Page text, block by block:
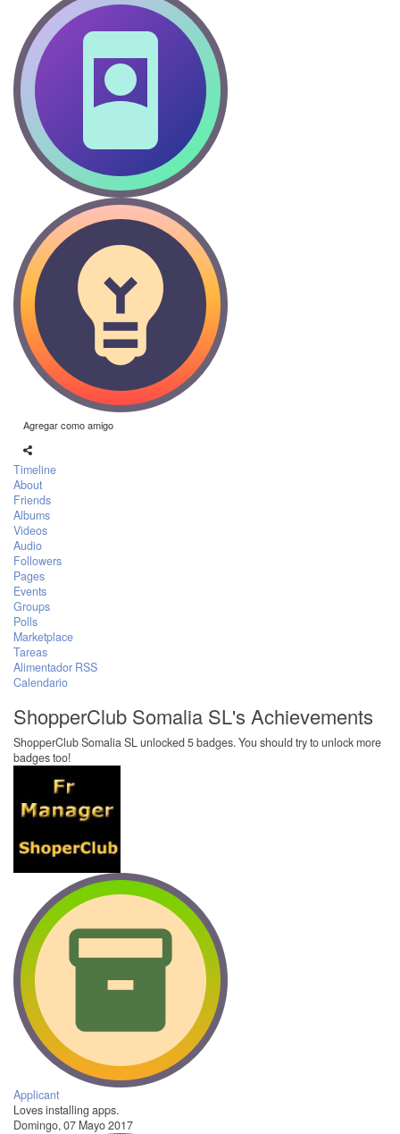
Agregar como amigo
Timeline
About
Friends
Albums
Videos
Audio
Followers
Pages
Events
Groups
Polls
Marketplace
Tareas
Alimentador RSS
Calendario
ShopperClub Somalia SL's Achievements
ShopperClub Somalia SL unlocked 5 badges. You should try to unlock more
badges too!
Applicant
Loves installing apps.
Domingo, 07 Mayo 2017